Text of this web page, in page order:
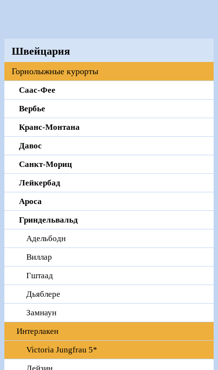
Швейцария
Горнолыжные курорты
Саас-Феe
Вербье
Кранc-Монтана
Давос
Санкт-Мориц
Лейкербад
Ароcа
Гриндельвальд
Адельбодн
Виллар
Гштаад
Дьяблере
Замнаун
Интерлакен
Victoria Jungfrau 5*